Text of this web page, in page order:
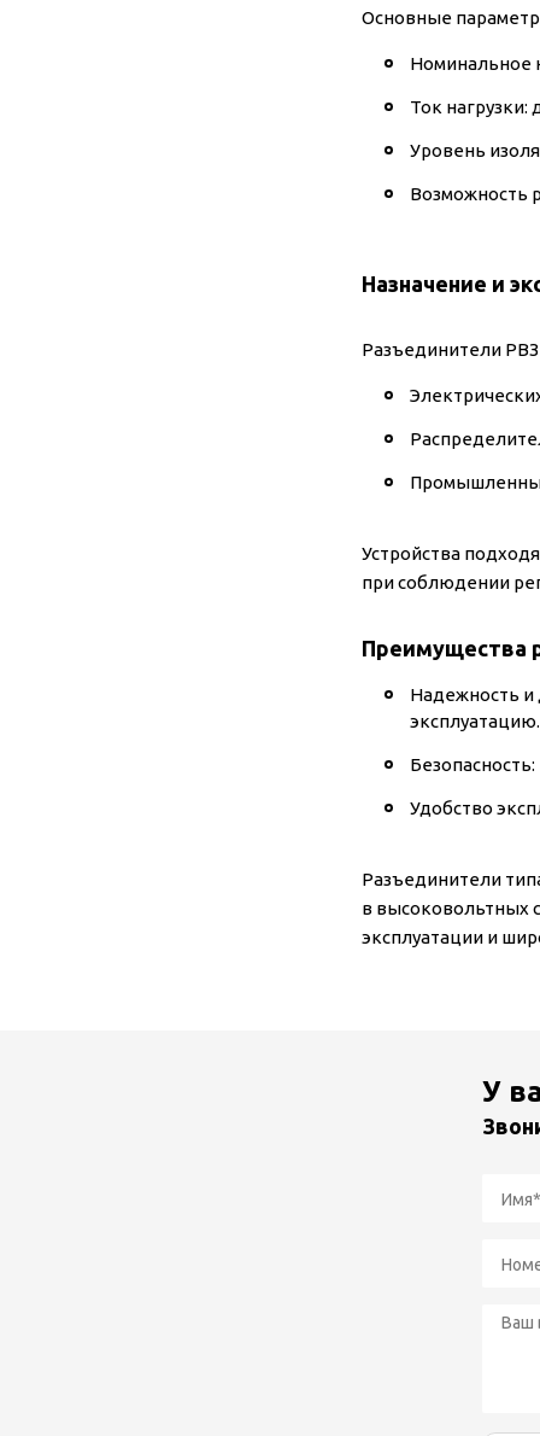
Основные
Номинальное
Ток нагрузки:
Уровень
Возможность
Назначение и
Разъединители
Устройства
при соблюдении
Преимущества
Надежность и
эксплуатацию.
Удобство
Разъединители
в высоковольтных
эксплуатации и
У